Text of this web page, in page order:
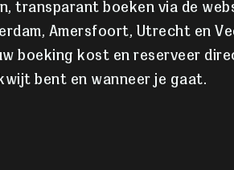
transparant boeken via de
Amersfoort, Utrecht en
boeking kost en reserveer
bent en wanneer je gaat.